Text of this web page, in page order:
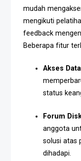
mudah
mengikuti
feedback
Beberapa fitur
Akses
status
Forum
anggota
solusi atas
dihadapi.